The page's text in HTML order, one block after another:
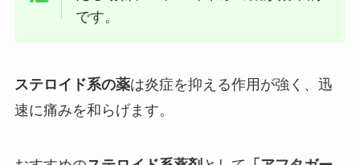
です。
ステロイド系の薬は炎症を抑える作用が強く、迅
速に痛みを和らげます。